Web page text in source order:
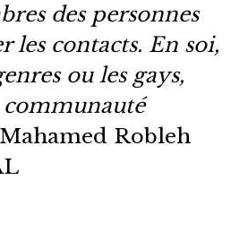
des personnes
contacts. En soi,
ou les gays,
communauté
Mahamed Robleh